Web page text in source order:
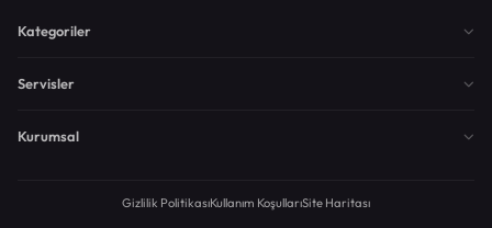
Kategoriler
Servisler
Kurumsal
Gizlilik PolitikasıKullanım KoşullarıSite Haritası